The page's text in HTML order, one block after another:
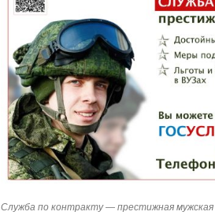
Служба по контракту — престижная